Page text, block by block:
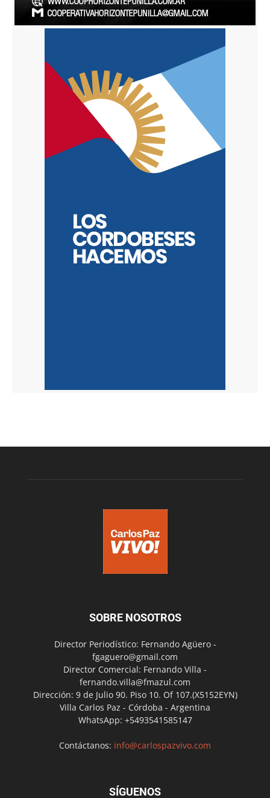
SOBRE NOSOTROS
Director Periodístico: Fernando Agüero -
fgaguero@gmail.com
Director Comercial: Fernando Villa -
fernando.villa@fmazul.com
Dirección: 9 de Julio 90. Piso 10. Of 107.(X5152EYN)
Villa Carlos Paz - Córdoba - Argentina
WhatsApp: +5493541585147
Contáctanos: info@carlospazvivo.com
SÍGUENOS